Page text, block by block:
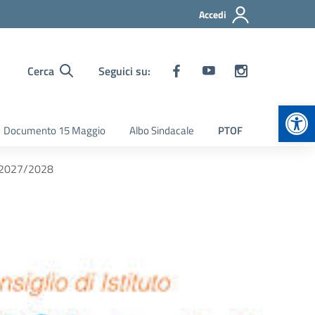
Accedi
Cerca Seguici su:
Documento 15 Maggio Albo Sindacale PTOF
2028